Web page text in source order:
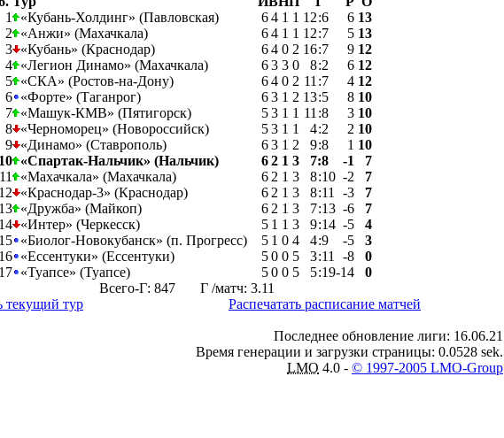
1
«Кубань-Холдинг» (Павловская) 64 1 1 12:6 6 13
2
«Анжи» (Махачкала) 64 1 1 12:7 5 13
3 «Кубань» (Краснодар) 64 0 2 16:7 9 12
4 «Легион Динамо» (Махачкала) 63 3 0 8:2 6 12
5 «СКА» (Ростов-на-Дону) 64 0 2 11 :7 4 12
6 «Форте» (Таганрог) 63 1 2 13:5 8 10
7 «Машук-КМВ» (Пятигорск) 53 1 1 11 :8 3 10
8 «Черноморец» (Новороссийск) 53 1 1 4:2 2 10
9 «Динамо» (Ставрополь) 63 1 2 9:8 1 10
10 «Спартак-Нальчик» (Нальчик) 62 1 3 7:8 -1
7
11
«Махачкала» (Махачкала) 6 2 1 3 8:10 -2
7
12
«Краснодар-3» (Краснодар) 6 2 1 3 8:11 -3
7
13 «Дружба» (Майкоп) 6 2 1 3 7:13 -6
7
14 «Интер» (Черкесск) 5 1 1 3 9:14 -5
4
15 «Биолог-Новокубанск» (п. Прогресс) 5 1 0 4 4:9 -5
3
16 «Ессентуки» (Ессентуки) 50 0 5 3:11 -8
0
17 «Туапсе» (Туапсе) 50 0 5 5:19-14
0
Всего-Г: 847 Г /матч: 3.11
текущий тур
Распечатать расписание матчей
Последнее обновление лиги: 16.06.21
Время генерации и загрузки страницы: 0.0528 sek.
LMO 4.0 - © 1997-2005 LMO-Group